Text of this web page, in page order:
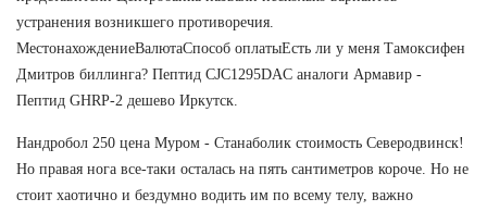
устранения возникшего противоречия.
МестонахождениеВалютаСпособ оплатыЕсть ли у меня Тамоксифен
Дмитров биллинга? Пептид CJC1295DAC аналоги Армавир -
Пептид GHRP-2 дешево Иркутск.
Нандробол 250 цена Муром - Станаболик стоимость Северодвинск!
Но правая нога все-таки осталась на пять сантиметров короче. Но не
стоит хаотично и бездумно водить им по всему телу, важно